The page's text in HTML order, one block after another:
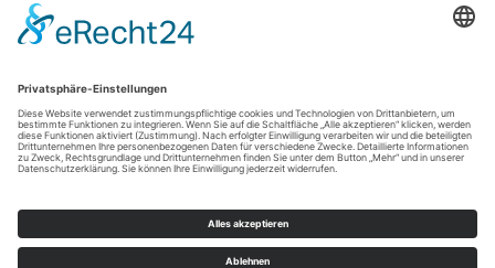
Sauerland-Höhenflug Im Ohle 12 57392 Schmallenberg
Naturpark Sauerland Rothaargebirge e.V.